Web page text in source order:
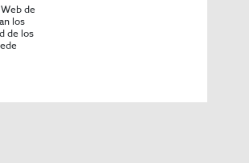
de
los
de los